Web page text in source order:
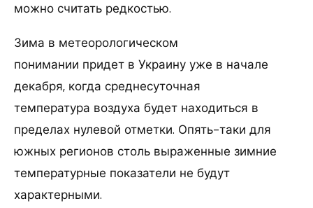
можно считать редкостью.
Зима в метеорологическом
понимании придет в Украину уже в начале
декабря, когда среднесуточная
температура воздуха будет находиться в
пределах нулевой отметки. Опять-таки для
южных регионов столь выраженные зимние
температурные показатели не будут
характерными.